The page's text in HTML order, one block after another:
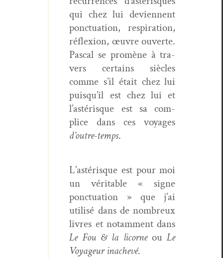
qui chez lui devi­en­nent
ponc­tu­a­tion, res­pi­ra­tion,
réflex­ion, œuvre ouverte.
Pas­cal se promène à tra­
vers cer­tains siè­cles
comme s’il était chez lui
puisqu’il est chez lui et
l’astérisque est sa com­
plice dans ces voy­ages
d’outre-temps.
L’astérisque est pour moi
un véri­ta­ble « signe
ponc­tu­a­tion » que j’ai
util­isé dans de nom­breux
livres et notam­ment dans
Le Fou & la licorneouLe
Voyageur inachevé.